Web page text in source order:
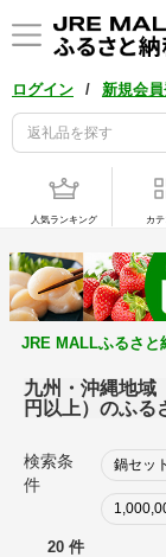
ログイン / 新規会
人気ランキング カテ
JRE MALLふるさと
九州・沖縄地
円以上）のふる
検索条
件
鍋セッ
20 件